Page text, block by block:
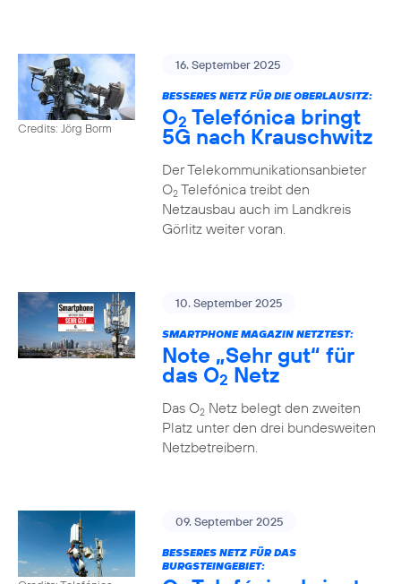
Credits: Jörg Borm
16. September 2025
BESSERES NETZ FÜR DIE OBERLAUSITZ:
O2 Telefónica bringt
5G nach Krauschwitz
Der Telekommunikationsanbieter
O2Telefónica treibt den
Netzausbau auch im Landkreis
Görlitz weiter voran.
10. September 2025
SMARTPHONE MAGAZIN NETZTEST:
Note „Sehr gut“ für
das O2 Netz
Das O2Netz belegt den zweiten
Platz unter den drei bundesweiten
Netzbetreibern.
09. September 2025
BESSERES NETZ FÜR DAS
BURGSTEINGEBIET: